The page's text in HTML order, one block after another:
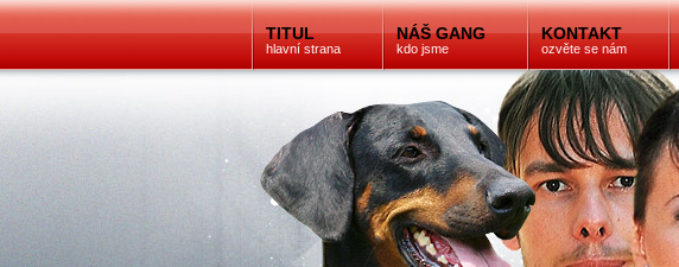
TITUL
hlavní strana
NÁŠ GANG
kdo jsme
KONTAKT
ozvěte se nám